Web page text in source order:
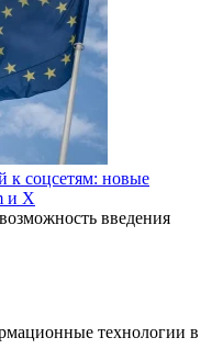
к соцсетям: новые
и X
введения
технологии в